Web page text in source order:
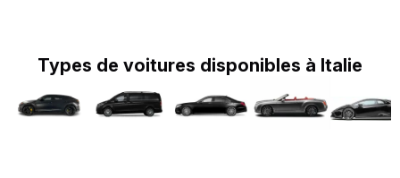
Types de voitures disponibles à Italie